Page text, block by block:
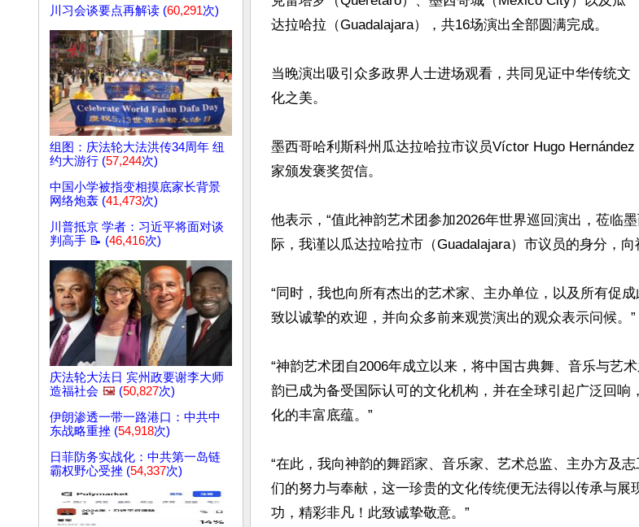
川习会谈要点再解读 (60,291次)
组图：庆法轮大法洪传34周年 纽
约大游行 (57,244次)
中国小学被指变相摸底家长背景
网络炮轰 (41,473次)
川普抵京 学者：习近平将面对谈
判高手 📝 (46,416次)
庆法轮大法日 宾州政要谢李大师
造福社会 🖼️ (50,827次)
伊朗渗透一带一路港口：中共中
东战略重挫 (54,918次)
日菲防务实战化：中共第一岛链
霸权野心受挫 (54,337次)
达拉哈拉（Guadalajara），共16场演出全部圆满完成。
当晚演出吸引众多政界人士进场观看，共同见证中华传统文
化之美。
墨西哥哈利斯科州瓜达拉哈拉市议员Víctor Hugo
家颁发褒奖贺信。
他表示，“值此神韵艺术团参加2026年世界巡回演出，莅临
际，我谨以瓜达拉哈拉市（Guadalajara）市议员的身分，
“同时，我也向所有杰出的艺术家、主办单位，以及所有促
致以诚挚的欢迎，并向众多前来观赏演出的观众表示问候。”
“神韵艺术团自2006年成立以来，将中国古典舞、音乐与艺
韵已成为备受国际认可的文化机构，并在全球引起广泛回响
化的丰富底蕴。”
“在此，我向神韵的舞蹈家、音乐家、艺术总监、主办方及
们的努力与奉献，这一珍贵的文化传统便无法得以传承与展
功，精彩非凡！此致诚挚敬意。”